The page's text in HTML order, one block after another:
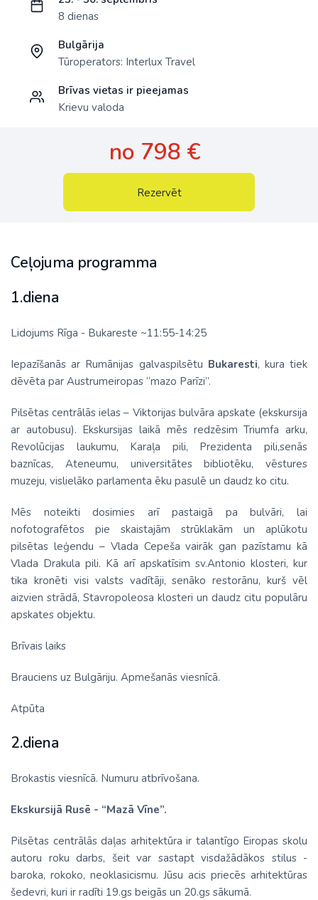
Ceļojuma programma
1.diena
Lidojums Rīga - Bukareste ~11:55-14:25
Iepazīšanās ar Rumānijas galvaspilsētu Bukaresti, kura tiek
dēvēta par Austrumeiropas “mazo Parīzi”.
Pilsētas centrālās ielas – Viktorijas bulvāra apskate (ekskursija
ar autobusu). Ekskursijas laikā mēs redzēsim Triumfa arku,
Revolūcijas laukumu, Karaļa pili, Prezidenta pili,senās
baznīcas, Ateneumu, universitātes bibliotēku, vēstures
muzeju, vislielāko parlamenta ēku pasulē un daudz ko citu.
Mēs noteikti dosimies arī pastaigā pa bulvāri, lai
nofotografētos pie skaistajām strūklakām un aplūkotu
pilsētas leģendu – Vlada Cepeša vairāk gan pazīstamu kā
Vlada Drakula pili. Kā arī apskatīsim sv.Antonio klosteri, kur
tika kronēti visi valsts vadītāji, senāko restorānu, kurš vēl
aizvien strādā, Stavropoleosa klosteri un daudz citu populāru
apskates objektu.
Brīvais laiks
Brauciens uz Bulgāriju. Apmešanās viesnīcā.
Atpūta
2.diena
Brokastis viesnīcā. Numuru atbrīvošana.
Ekskursijā Rusē - “Mazā Vīne”.
Pilsētas centrālās daļas arhitektūra ir talantīgo Eiropas skolu
autoru roku darbs, šeit var sastapt visdažādākos stilus -
baroka, rokoko, neoklasicismu. Jūsu acis priecēs arhitektūras
šedevri, kuri ir radīti 19.gs beigās un 20.gs sākumā.
8 dienas
Bulgārija
Tūroperators: Interlux Travel
Brīvas vietas ir pieejamas
Krievu valoda
no 798 €
Rezervēt